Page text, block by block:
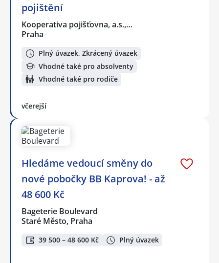
pojištění
Kooperativa pojišťovna, a.s.,…
Praha
Plný úvazek, Zkrácený úvazek
Vhodné také pro absolventy
Vhodné také pro rodiče
včerejší
Hledáme vedoucí směny do
nové pobočky BB Kaprova! - až
48 600 Kč
Bageterie Boulevard
Staré Město, Praha
39 500 – 48 600 Kč Plný úvazek